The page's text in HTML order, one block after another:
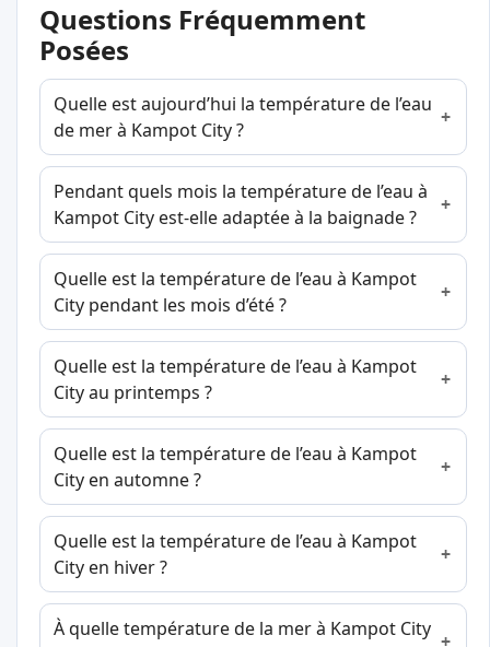
Questions Fréquemment
Posées
Quelle est aujourd’hui la température de l’eau
de mer à Kampot City ?
Pendant quels mois la température de l’eau à
Kampot City est-elle adaptée à la baignade ?
Quelle est la température de l’eau à Kampot
City pendant les mois d’été ?
Quelle est la température de l’eau à Kampot
City au printemps ?
Quelle est la température de l’eau à Kampot
City en automne ?
Quelle est la température de l’eau à Kampot
City en hiver ?
À quelle température de la mer à Kampot City